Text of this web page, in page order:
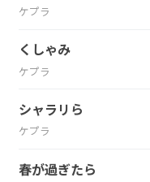
ケプラ
くしゃみ
ケプラ
シャラリら
ケプラ
春が過ぎたら